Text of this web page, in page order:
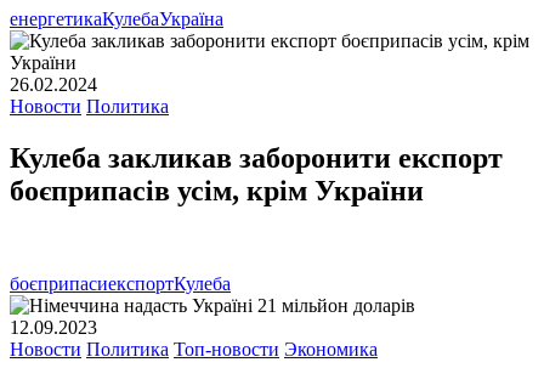
енергетикаКулебаУкраїна
26.02.2024
Новости Политика
Кулеба закликав заборонити експорт
боєприпасів усім, крім України
боєприпасиекспортКулеба
12.09.2023
Новости Политика Топ-новости Экономика